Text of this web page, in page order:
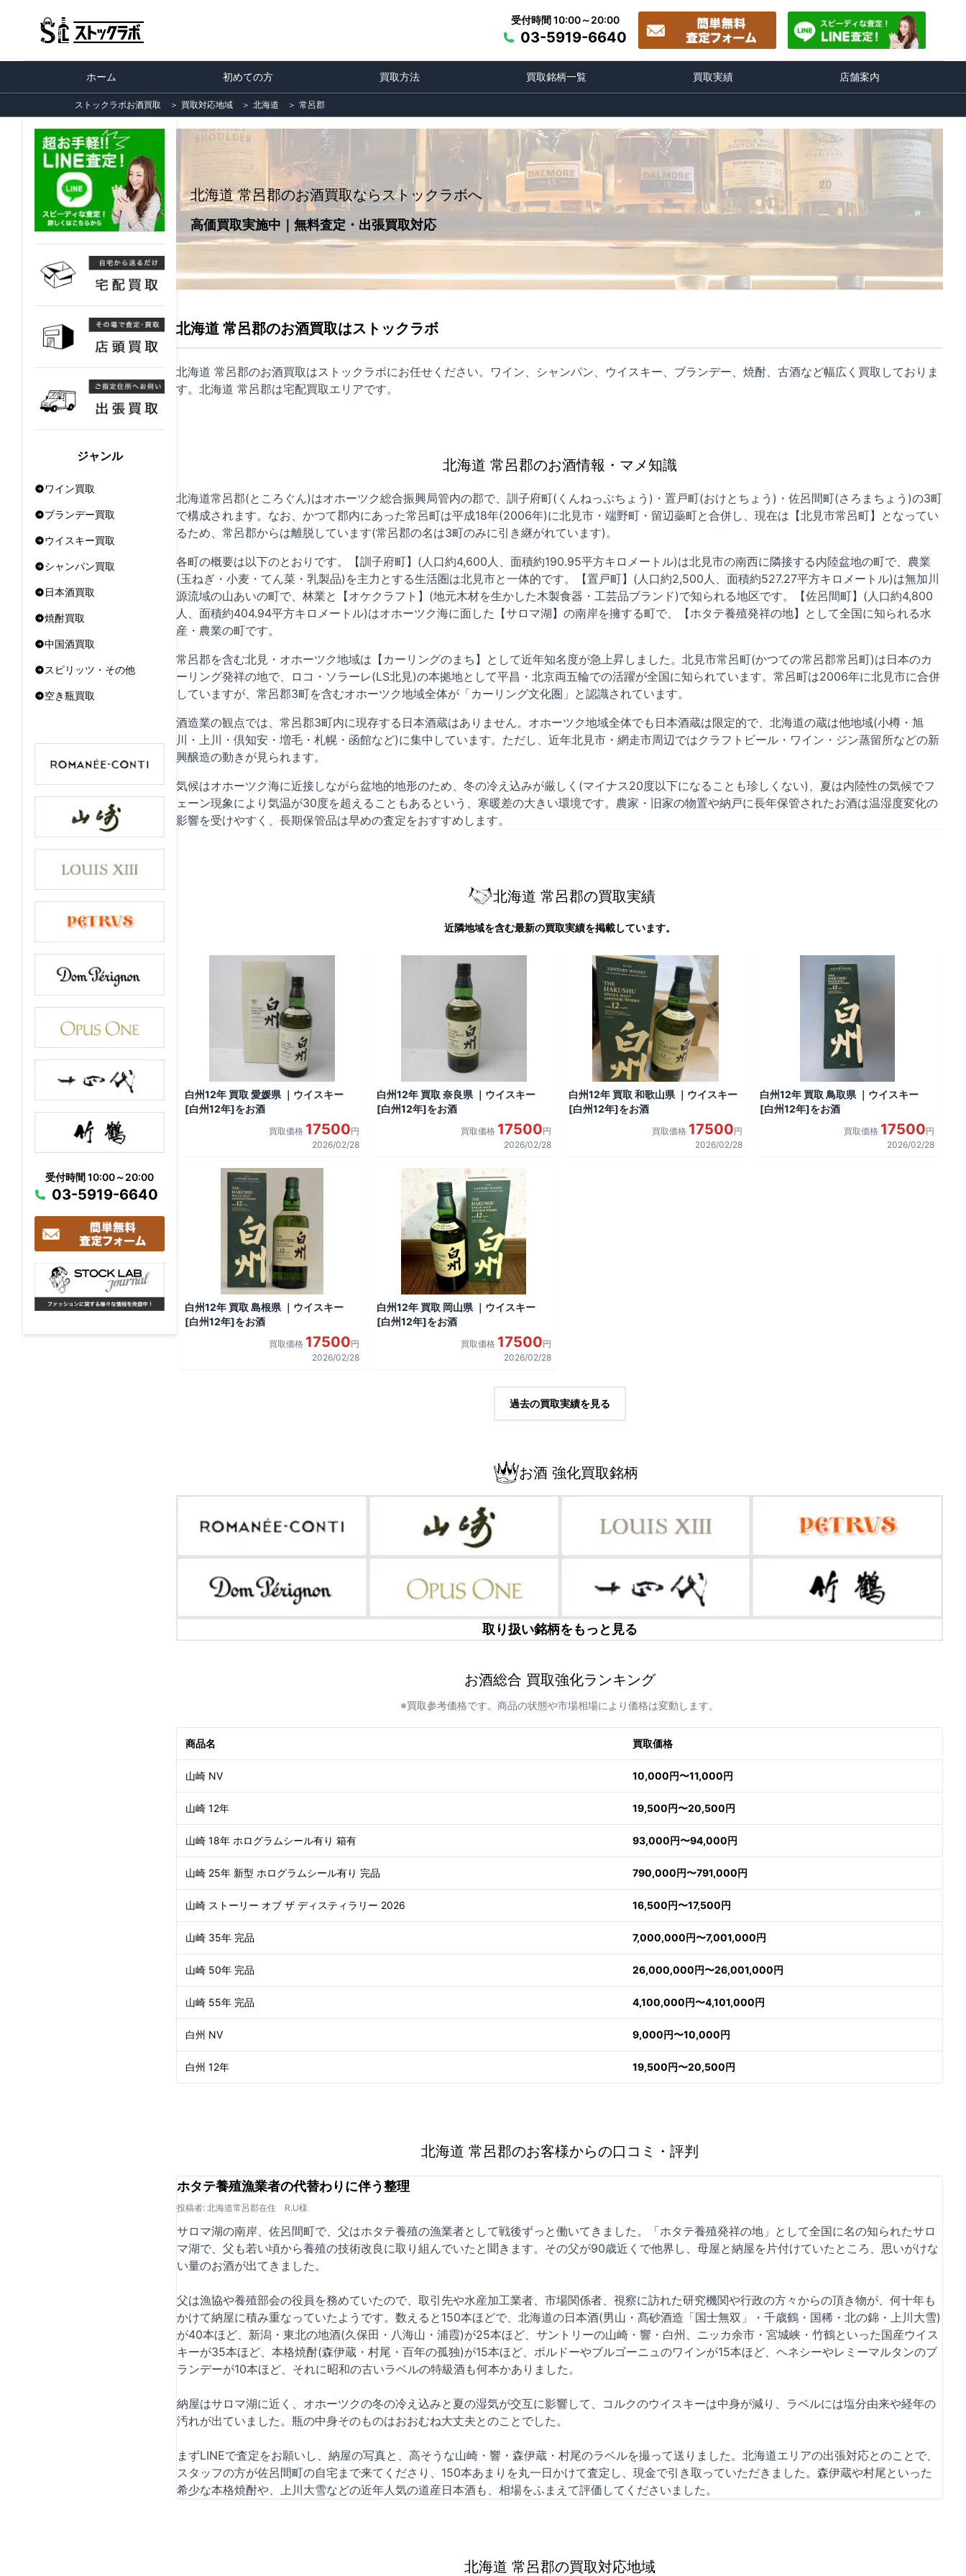
受付時間 10:00～20:00
03-5919-6640
ホーム 初めての方 買取方法 買取銘柄一覧 買取実績 店舗案内
ストックラボお酒買取 ＞ 買取対応地域 ＞ 北海道 ＞ 常呂郡
ジャンル
ワイン買取
ブランデー買取
ウイスキー買取
シャンパン買取
日本酒買取
焼酎買取
中国酒買取
スピリッツ・その他
空き瓶買取
受付時間 10:00～20:00
03-5919-6640
北海道 常呂郡のお酒買取ならストックラボへ
高価買取実施中｜無料査定・出張買取対応
北海道 常呂郡のお酒買取はストックラボ
北海道 常呂郡のお酒買取はストックラボにお任せください。ワイン、シャンパン、ウイスキー、ブランデー、焼酎、古酒など幅広く買取しておりま
す。北海道 常呂郡は宅配買取エリアです。
北海道 常呂郡のお酒情報・マメ知識
北海道常呂郡(ところぐん)はオホーツク総合振興局管内の郡で、訓子府町(くんねっぷちょう)・置戸町(おけとちょう)・佐呂間町(さろまちょう)の3町
で構成されます。なお、かつて郡内にあった常呂町は平成18年(2006年)に北見市・端野町・留辺蘂町と合併し、現在は【北見市常呂町】となってい
るため、常呂郡からは離脱しています(常呂郡の名は3町のみに引き継がれています)。
各町の概要は以下のとおりです。【訓子府町】(人口約4,600人、面積約190.95平方キロメートル)は北見市の南西に隣接する内陸盆地の町で、農業
(玉ねぎ・小麦・てん菜・乳製品)を主力とする生活圏は北見市と一体的です。【置戸町】(人口約2,500人、面積約527.27平方キロメートル)は無加川
源流域の山あいの町で、林業と【オケクラフト】(地元木材を生かした木製食器・工芸品ブランド)で知られる地区です。【佐呂間町】(人口約4,800
人、面積約404.94平方キロメートル)はオホーツク海に面した【サロマ湖】の南岸を擁する町で、【ホタテ養殖発祥の地】として全国に知られる水
産・農業の町です。
常呂郡を含む北見・オホーツク地域は【カーリングのまち】として近年知名度が急上昇しました。北見市常呂町(かつての常呂郡常呂町)は日本のカ
ーリング発祥の地で、ロコ・ソラーレ(LS北見)の本拠地として平昌・北京両五輪での活躍が全国に知られています。常呂町は2006年に北見市に合併
していますが、常呂郡3町を含むオホーツク地域全体が「カーリング文化圏」と認識されています。
酒造業の観点では、常呂郡3町内に現存する日本酒蔵はありません。オホーツク地域全体でも日本酒蔵は限定的で、北海道の蔵は他地域(小樽・旭
川・上川・倶知安・増毛・札幌・函館など)に集中しています。ただし、近年北見市・網走市周辺ではクラフトビール・ワイン・ジン蒸留所などの新
興醸造の動きが見られます。
気候はオホーツク海に近接しながら盆地的地形のため、冬の冷え込みが厳しく(マイナス20度以下になることも珍しくない)、夏は内陸性の気候でフ
ェーン現象により気温が30度を超えることもあるという、寒暖差の大きい環境です。農家・旧家の物置や納戸に長年保管されたお酒は温湿度変化の
影響を受けやすく、長期保管品は早めの査定をおすすめします。
北海道 常呂郡の買取実績
近隣地域を含む最新の買取実績を掲載しています。
白州12年 買取 愛媛県 ｜ウイスキー
[白州12年]をお酒
買取価格 17500円
2026/02/28
白州12年 買取 奈良県 ｜ウイスキー
[白州12年]をお酒
買取価格 17500円
2026/02/28
白州12年 買取 和歌山県 ｜ウイスキー
[白州12年]をお酒
買取価格 17500円
2026/02/28
白州12年 買取 鳥取県 ｜ウイスキー
[白州12年]をお酒
買取価格 17500円
2026/02/28
白州12年 買取 島根県 ｜ウイスキー
[白州12年]をお酒
買取価格 17500円
2026/02/28
白州12年 買取 岡山県 ｜ウイスキー
[白州12年]をお酒
買取価格 17500円
2026/02/28
過去の買取実績を見る
お酒 強化買取銘柄
取り扱い銘柄をもっと見る
お酒総合 買取強化ランキング
※買取参考価格です。商品の状態や市場相場により価格は変動します。
商品名 買取価格
山崎 NV 10,000円〜11,000円
山崎 12年 19,500円〜20,500円
山崎 18年 ホログラムシール有り 箱有 93,000円〜94,000円
山崎 25年 新型 ホログラムシール有り 完品 790,000円〜791,000円
山崎 ストーリー オブ ザ ディスティラリー 2026 16,500円〜17,500円
山崎 35年 完品 7,000,000円〜7,001,000円
山崎 50年 完品 26,000,000円〜26,001,000円
山崎 55年 完品 4,100,000円〜4,101,000円
白州 NV 9,000円〜10,000円
白州 12年 19,500円〜20,500円
北海道 常呂郡のお客様からの口コミ・評判
ホタテ養殖漁業者の代替わりに伴う整理
投稿者: 北海道常呂郡在住 R.U様
サロマ湖の南岸、佐呂間町で、父はホタテ養殖の漁業者として戦後ずっと働いてきました。「ホタテ養殖発祥の地」として全国に名の知られたサロ
マ湖で、父も若い頃から養殖の技術改良に取り組んでいたと聞きます。その父が90歳近くで他界し、母屋と納屋を片付けていたところ、思いがけな
い量のお酒が出てきました。
父は漁協や養殖部会の役員を務めていたので、取引先や水産加工業者、市場関係者、視察に訪れた研究機関や行政の方々からの頂き物が、何十年も
かけて納屋に積み重なっていたようです。数えると150本ほどで、北海道の日本酒(男山・髙砂酒造「国士無双」・千歳鶴・国稀・北の錦・上川大雪)
が40本ほど、新潟・東北の地酒(久保田・八海山・浦霞)が25本ほど、サントリーの山崎・響・白州、ニッカ余市・宮城峡・竹鶴といった国産ウイス
キーが35本ほど、本格焼酎(森伊蔵・村尾・百年の孤独)が15本ほど、ボルドーやブルゴーニュのワインが15本ほど、ヘネシーやレミーマルタンのブ
ランデーが10本ほど、それに昭和の古いラベルの特級酒も何本かありました。
納屋はサロマ湖に近く、オホーツクの冬の冷え込みと夏の湿気が交互に影響して、コルクのウイスキーは中身が減り、ラベルには塩分由来や経年の
汚れが出ていました。瓶の中身そのものはおおむね大丈夫とのことでした。
まずLINEで査定をお願いし、納屋の写真と、高そうな山崎・響・森伊蔵・村尾のラベルを撮って送りました。北海道エリアの出張対応とのことで、
スタッフの方が佐呂間町の自宅まで来てくださり、150本あまりを丸一日かけて査定し、現金で引き取っていただきました。森伊蔵や村尾といった
希少な本格焼酎や、上川大雪などの近年人気の道産日本酒も、相場をふまえて評価してくださいました。
北海道 常呂郡の買取対応地域